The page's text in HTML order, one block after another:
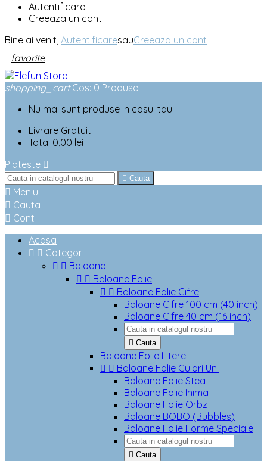
Autentificare
Creeaza un cont
Bine ai venit, AutentificaresauCreeaza un cont
favorite
shopping_cart Cos: 0 Produse
Nu mai sunt produse in cosul tau
Livrare Gratuit
Total 0,00 lei
Plateste 
 Cauta
 Meniu
 Cauta
 Cont
Acasa
  Categorii
  Baloane
  Baloane Folie
  Baloane Folie Cifre
Baloane Cifre 100 cm (40 inch)
Baloane Cifre 40 cm (16 inch)
 Cauta
Baloane Folie Litere
  Baloane Folie Culori Uni
Baloane Folie Stea
Baloane Folie Inima
Baloane Folie Orbz
Baloane BOBO (Bubbles)
Baloane Folie Forme Speciale
 Cauta